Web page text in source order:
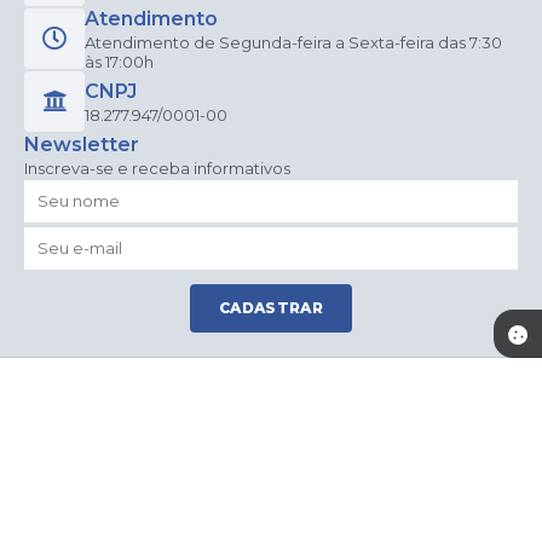
Atendimento
Atendimento de Segunda-feira a Sexta-feira das 7:30
às 17:00h
CNPJ
18.277.947/0001-00
Newsletter
Inscreva-se e receba informativos
CADASTRAR